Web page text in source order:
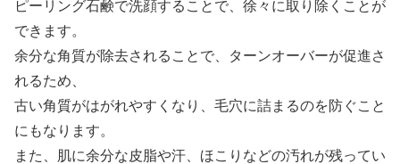
ピーリング石鹸で洗顔することで、徐々に取り除くことが
できます。
余分な角質が除去されることで、ターンオーバーが促進さ
れるため、
古い角質がはがれやすくなり、毛穴に詰まるのを防ぐこと
にもなります。
また、肌に余分な皮脂や汗、ほこりなどの汚れが残ってい